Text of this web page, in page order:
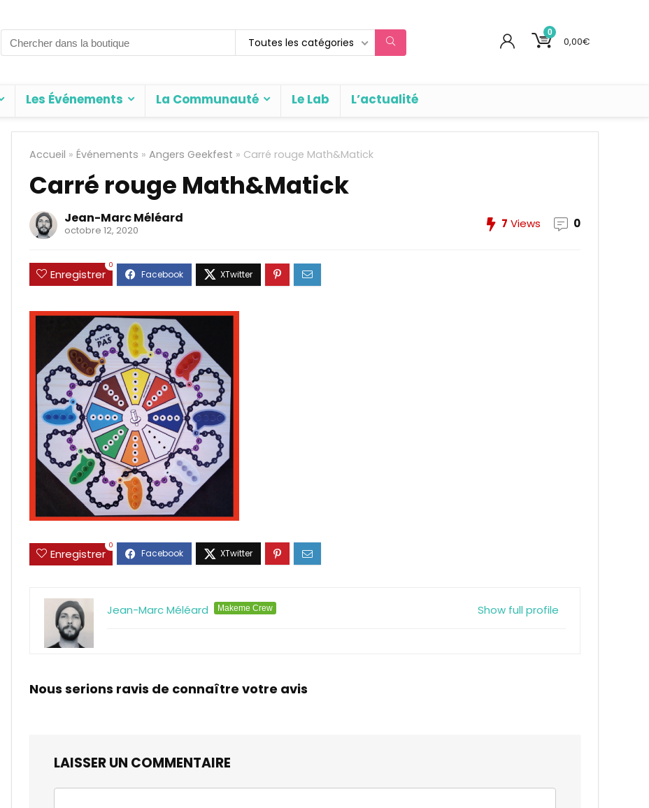
Search
for:
Toutes les catégories
0
0,00€
Les Événements La Communauté Le Lab L’actualité
Accueil » Événements » Angers Geekfest » Carré rouge Math&Matick
Carré rouge Math&Matick
Jean-Marc Méléard
octobre 12, 2020 7 Views 0
Enregistrer
0
Enregistrer
0
Show full profile
Jean-Marc Méléard Makeme Crew
Nous serions ravis de connaître votre avis
LAISSER UN COMMENTAIRE